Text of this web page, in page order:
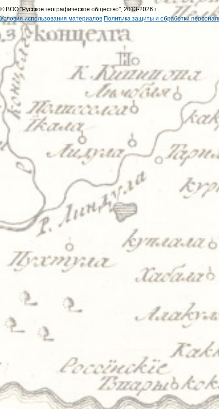
© ВОО "Русское географическое общество", 2013-2026 г.
Условия использования материалов Политика защиты и обработки